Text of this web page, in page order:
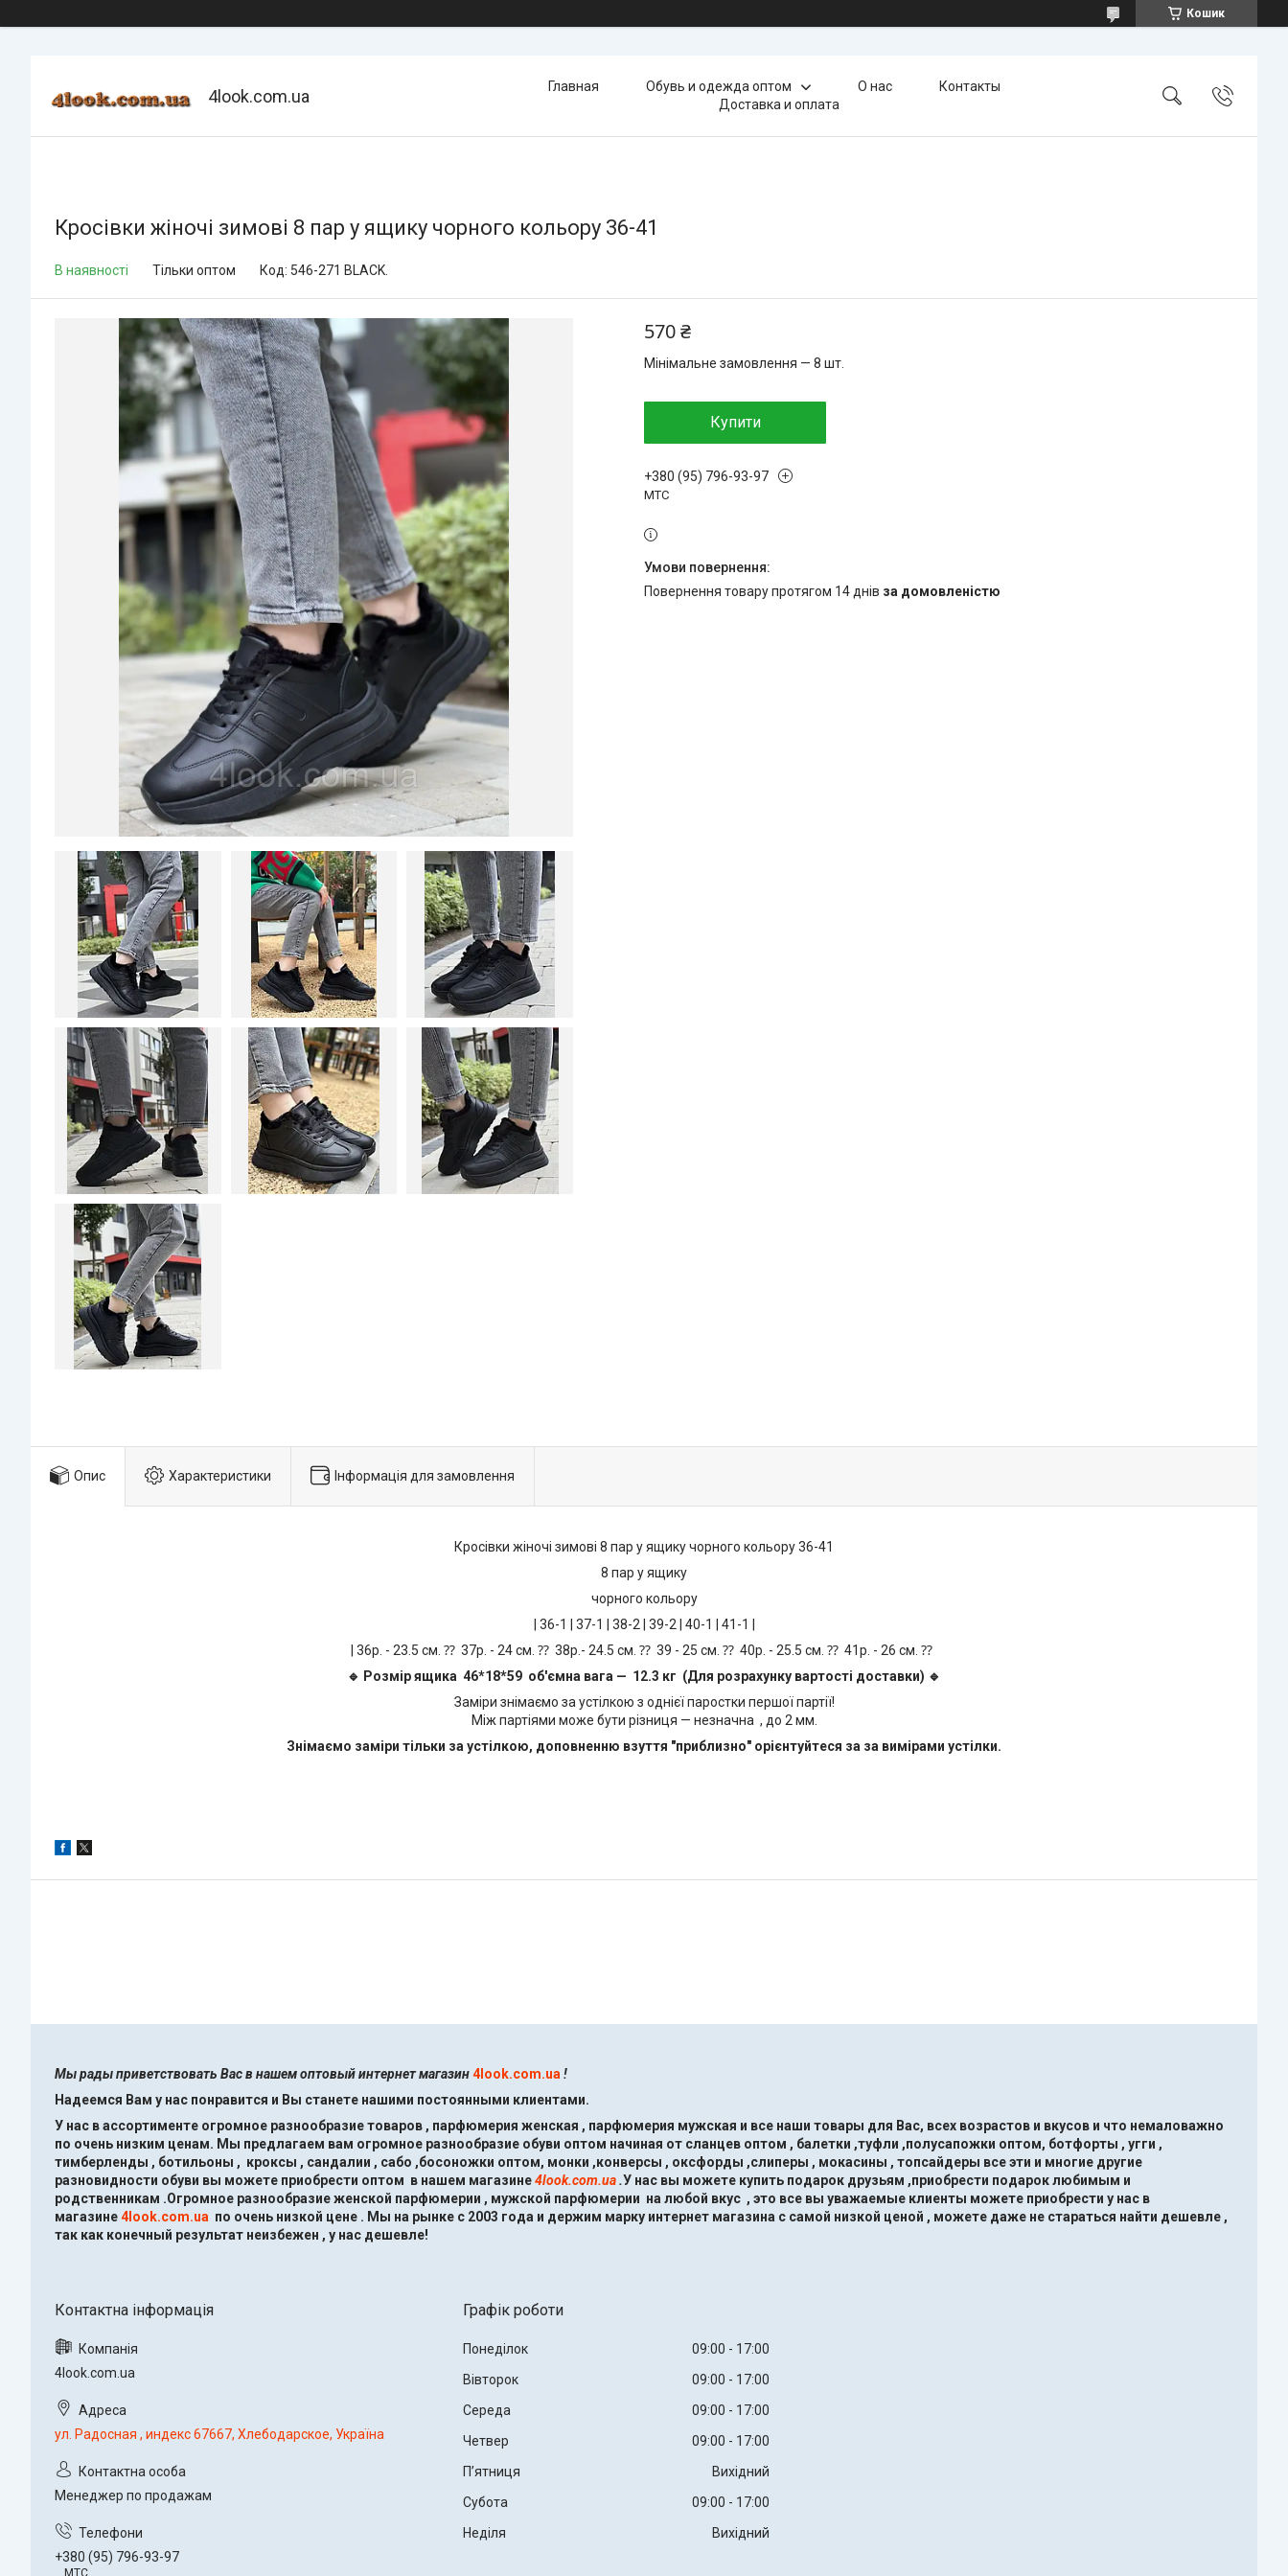
Кошик
4look.com.ua Главная Обувь и одежда оптом О нас
Контакты
Доставка и оплата
Кросівки жіночі зимові 8 пар у ящику чорного кольору 36-41
В наявності Тільки оптом Код: 546-271 BLACK.
570 ₴
Мінімальне замовлення — 8 шт.
Купити
+380 (95) 796-93-97
МТС
повернення товару протягом 14 днів за домовленістю
Опис Характеристики Інформація для замовлення
Кросівки жіночі зимові 8 пар у ящику чорного кольору 36-41
8 пар у ящику
чорного кольору
| 36-1 | 37-1 | 38-2 | 39-2 | 40-1 | 41-1 |
| 36р. - 23.5 см. ⁇ 37р. - 24 см. ⁇ 38р.- 24.5 см. ⁇ 39 - 25 см. ⁇ 40р. - 25.5 см. ⁇ 41р. - 26 см. ⁇
🔹 Розмір ящика 46*18*59 об'ємна вага — 12.3 кг (Для розрахунку вартості доставки) 🔹
Заміри знімаємо за устілкою з однієї паростки першої партії!
Між партіями може бути різниця — незначна , до 2 мм.
Знімаємо заміри тільки за устілкою, доповненню взуття "приблизно" орієнтуйтеся за за вимірами устілки.
Мы рады приветствовать Вас в нашем оптовый интернет магазин4look.com.ua!
Надеемся Вам у нас понравится и Вы станете нашими постоянными клиентами.
У нас в ассортименте огромное разнообразие товаров , парфюмерия женская , парфюмерия мужская и все наши товары для Вас, всех возрастов и вкусов и что немаловажно
по очень низким ценам. Мы предлагаем вам огромное разнообразие обуви оптом начиная от сланцев оптом , балетки ,туфли ,полусапожки оптом, ботфорты , угги ,
тимберленды , ботильоны , кроксы , сандалии , сабо ,босоножки оптом, монки ,конверсы , оксфорды ,слиперы , мокасины , топсайдеры все эти и многие другие
разновидности обуви вы можете приобрести оптом в нашем магазине4look.com.ua.У нас вы можете купить подарок друзьям ,приобрести подарок любимым и
родственникам .Огромное разнообразие женской парфюмерии , мужской парфюмерии на любой вкус , это все вы уважаемые клиенты можете приобрести у нас в
магазине4look.com.ua по очень низкой цене . Мы на рынке с 2003 года и держим марку интернет магазина с самой низкой ценой , можете даже не стараться найти дешевле ,
так как конечный результат неизбежен , у нас дешевле!
4look.com.ua
ул. Радосная , индекс 67667, Хлебодарское, Україна
Менеджер по продажам
+380 (95) 796-93-97
МТС
Графік роботи
Понеділок 09:00
17:00
Вівторок
09:00
17:00
Середа
09:00
17:00
Четвер
09:00
17:00
Пʼятниця
Вихідний
Субота
09:00
17:00
Неділя
Вихідний